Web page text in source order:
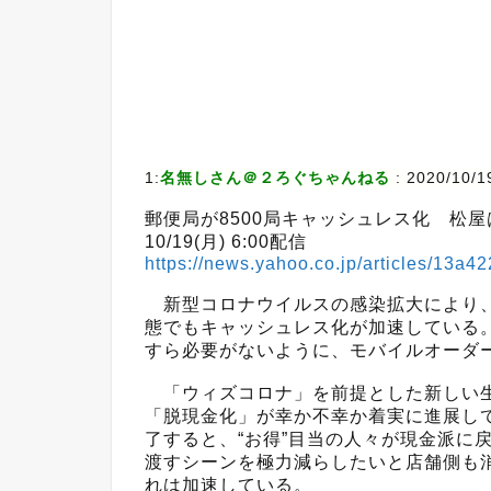
1:名無しさん＠２ろぐちゃんねる : 2020/10/
郵便局が8500局キャッシュレス化 松屋
10/19(月) 6:00配信
https://news.yahoo.co.jp/articles/
新型コロナウイルスの感染拡大により
態でもキャッシュレス化が加速してい
すら必要がないように、モバイルオーダ
「ウィズコロナ」を前提とした新しい
「脱現金化」が幸か不幸か着実に進展
了すると、“お得”目当の人々が現金派に
渡すシーンを極力減らしたいと店舗側
れは加速している。